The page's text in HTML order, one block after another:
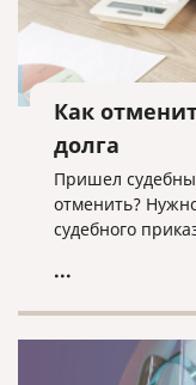
Как
долга
Пришел
отменить?
судебного
...